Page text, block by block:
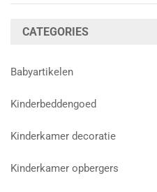
CATEGORIES
Babyartikelen
Kinderbeddengoed
Kinderkamer decoratie
Kinderkamer opbergers